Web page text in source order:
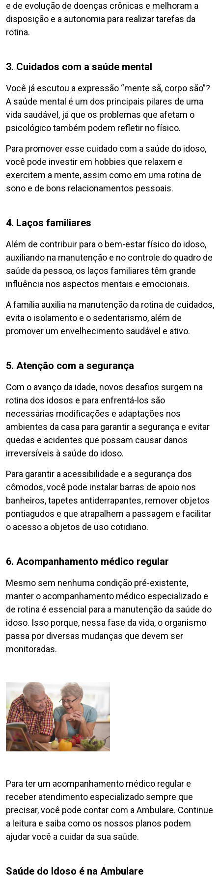
e de evolução de doenças crônicas e melhoram a
disposição e a autonomia para realizar tarefas da
rotina.
3. Cuidados com a saúde mental
Você já escutou a expressão “mente sã, corpo são”?
A saúde mental é um dos principais pilares de uma
vida saudável, já que os problemas que afetam o
psicológico também podem refletir no físico.
Para promover esse cuidado com a saúde do idoso,
você pode investir em hobbies que relaxem e
exercitem a mente, assim como em uma rotina de
sono e de bons relacionamentos pessoais.
4. Laços familiares
Além de contribuir para o bem-estar físico do idoso,
auxiliando na manutenção e no controle do quadro de
saúde da pessoa, os laços familiares têm grande
influência nos aspectos mentais e emocionais.
A família auxilia na manutenção da rotina de cuidados,
evita o isolamento e o sedentarismo, além de
promover um envelhecimento saudável e ativo.
5. Atenção com a segurança
Com o avanço da idade, novos desafios surgem na
rotina dos idosos e para enfrentá-los são
necessárias modificações e adaptações nos
ambientes da casa para garantir a segurança e evitar
quedas e acidentes que possam causar danos
irreversíveis à saúde do idoso.
Para garantir a acessibilidade e a segurança dos
cômodos, você pode instalar barras de apoio nos
banheiros, tapetes antiderrapantes, remover objetos
pontiagudos e que atrapalhem a passagem e facilitar
o acesso a objetos de uso cotidiano.
6. Acompanhamento médico regular
Mesmo sem nenhuma condição pré-existente,
manter o acompanhamento médico especializado e
de rotina é essencial para a manutenção da saúde do
idoso. Isso porque, nessa fase da vida, o organismo
passa por diversas mudanças que devem ser
monitoradas.
Para ter um acompanhamento médico regular e
receber atendimento especializado sempre que
precisar, você pode contar com a Ambulare. Continue
a leitura e saiba como os nossos planos podem
ajudar você a cuidar da sua saúde.
Saúde do Idoso é na Ambulare